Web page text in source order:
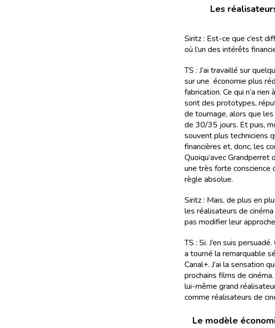
Les
Siritz : Est-ce que c’est
où l’un des intérêts
TS : J’ai travaillé sur
sur une économie plus
fabrication. Ce qui n’a
sont des prototypes,
de tournage, alors que
de 30/35 jours. Et puis,
souvent plus techniciens
financières et, donc, les
Quoiqu’avec Grandperret
une très forte conscience
règle absolue.
Siritz : Mais, de plus en
les réalisateurs de
pas modifier leur
TS : Si. J’en suis
a tourné la remarquable
Canal+. J’ai la sensation
prochains films de
lui-même grand
comme réalisateurs de
Le modèle